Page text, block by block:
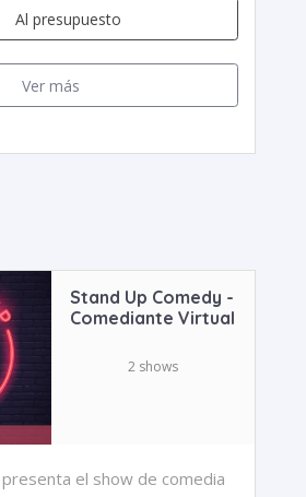
Al presupuesto
Ver más
Stand Up Comedy -
Comediante Virtual
2 shows
el show de comedia